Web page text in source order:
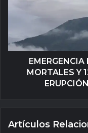
MORTALES Y
Artículos